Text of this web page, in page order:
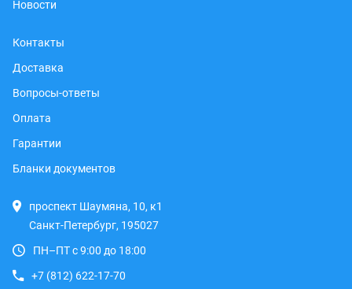
Новости
Контакты
Доставка
Вопросы-ответы
Оплата
Гарантии
Бланки документов
проспект Шаумяна, 10, к1
Санкт-Петербург, 195027
ПН–ПТ с 9:00 до 18:00
+7 (812) 622-17-70